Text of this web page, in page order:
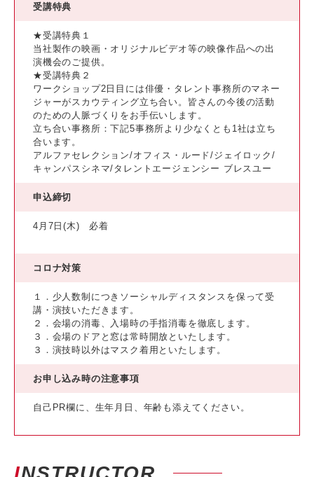
受講特典
★受講特典１
当社製作の映画・オリジナルビデオ等の映像作品への出
演機会のご提供。
★受講特典２
ワークショップ2日目には俳優・タレント事務所のマネー
ジャーがスカウティング立ち合い。皆さんの今後の活動
のための人脈づくりをお手伝いします。
立ち合い事務所：下記5事務所より少なくとも1社は立ち
合います。
アルファセレクション/オフィス・ルード/ジェイロック/
キャンパスシネマ/タレントエージェンシー ブレスユー
申込締切
4月7日(木) 必着
コロナ対策
１．少人数制につきソーシャルディスタンスを保って受
講・演技いただきます。
２．会場の消毒、入場時の手指消毒を徹底します。
３．会場のドアと窓は常時開放といたします。
３．演技時以外はマスク着用といたします。
お申し込み時の注意事項
自己PR欄に、生年月日、年齢も添えてください。